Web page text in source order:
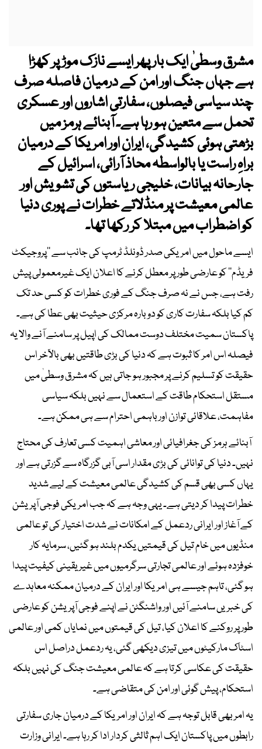
مشرق وسطیٰ ایک بار پھر ایسے نازک موڑ پر کھڑا
ہے جہاں جنگ اور امن کے درمیان فاصلہ صرف
چند سیاسی فیصلوں، سفارتی اشاروں اور عسکری
تحمل سے متعین ہو رہا ہے۔ آبنائے ہرمز میں
بڑھتی ہوئی کشیدگی، ایران اور امریکا کے درمیان
براہِ راست یا بالواسطہ محاذ آرائی، اسرائیل کے
جارحانہ بیانات، خلیجی ریاستوں کی تشویش اور
عالمی معیشت پر منڈلاتے خطرات نے پوری دنیا
کو اضطراب میں مبتلا کر رکھا تھا۔
ایسے ماحول میں امریکی صدر ڈونلڈ ٹرمپ کی جانب سے ’’پروجیکٹ
فریڈم‘‘ کو عارضی طور پر معطل کرنے کا اعلان ایک غیرمعمولی پیش
رفت ہے، جس نے نہ صرف جنگ کے فوری خطرات کو کسی حد تک
کم کیا بلکہ سفارت کاری کو دوبارہ مرکزی حیثیت بھی عطا کی ہے۔
پاکستان سمیت مختلف دوست ممالک کی اپیل پر سامنے آنے والا یہ
فیصلہ اس امر کا ثبوت ہے کہ دنیا کی بڑی طاقتیں بھی بالآخر اس
حقیقت کو تسلیم کرنے پر مجبور ہو جاتی ہیں کہ مشرق وسطیٰ میں
مستقل استحکام طاقت کے استعمال سے نہیں بلکہ سیاسی
مفاہمت، علاقائی توازن اور باہمی احترام سے ہی ممکن ہے۔
آبنائے ہرمز کی جغرافیائی اور معاشی اہمیت کسی تعارف کی محتاج
نہیں۔ دنیا کی توانائی کی بڑی مقدار اسی آبی گزرگاہ سے گزرتی ہے اور
یہاں کسی بھی قسم کی کشیدگی عالمی معیشت کے لیے شدید
خطرات پیدا کر دیتی ہے۔ یہی وجہ ہے کہ جب امریکی فوجی آپریشن
کے آغاز اور ایرانی ردعمل کے امکانات نے شدت اختیار کی تو عالمی
منڈیوں میں خام تیل کی قیمتیں یکدم بلند ہو گئیں، سرمایہ کار
خوفزدہ ہوئے اور عالمی تجارتی سرگرمیوں میں غیر یقینی کیفیت پیدا
ہو گئی، تاہم جیسے ہی امریکا اور ایران کے درمیان ممکنہ معاہدے
کی خبریں سامنے آئیں اور واشنگٹن نے اپنے فوجی آپریشن کو عارضی
طور پر روکنے کا اعلان کیا، تیل کی قیمتوں میں نمایاں کمی اور عالمی
اسٹاک مارکیٹوں میں تیزی دیکھی گئی، یہ ردعمل دراصل اس
حقیقت کی عکاسی کرتا ہے کہ عالمی معیشت جنگ کی نہیں بلکہ
استحکام، پیش گوئی اور امن کی متقاضی ہے۔
یہ امر بھی قابل توجہ ہے کہ ایران اور امریکا کے درمیان جاری سفارتی
رابطوں میں پاکستان ایک اہم ثالثی کردار ادا کر رہا ہے۔ ایرانی وزارت